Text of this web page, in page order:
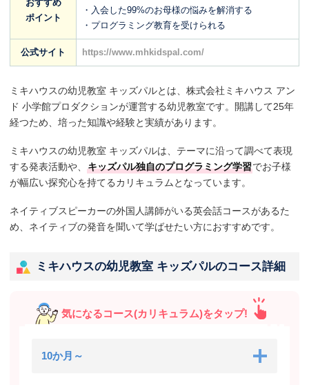
おすすめ
ポイント
・入会した99%のお母様の悩みを解消する
・プログラミング教育を受けられる
公式サイト https://www.mhkidspal.com/
ミキハウスの幼児教室 キッズパルとは、株式会社ミキハウス アン
ド 小学館プロダクションが運営する幼児教室です。開講して25年
経つため、培った知識や経験と実績があります。
ミキハウスの幼児教室 キッズパルは、テーマに沿って調べて表現
する発表活動や、 キッズパル独自のプログラミング学習でお子様
が幅広い探究心を持てるカリキュラムとなっています。
ネイティブスピーカーの外国人講師がいる英会話コースがあるた
め、ネイティブの発音を聞いて学ばせたい方におすすめです。
ミキハウスの幼児教室 キッズパルのコース詳細
気になるコース(カリキュラム)をタップ!
10か月～